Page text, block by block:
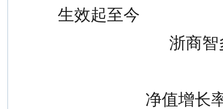
生效起至今